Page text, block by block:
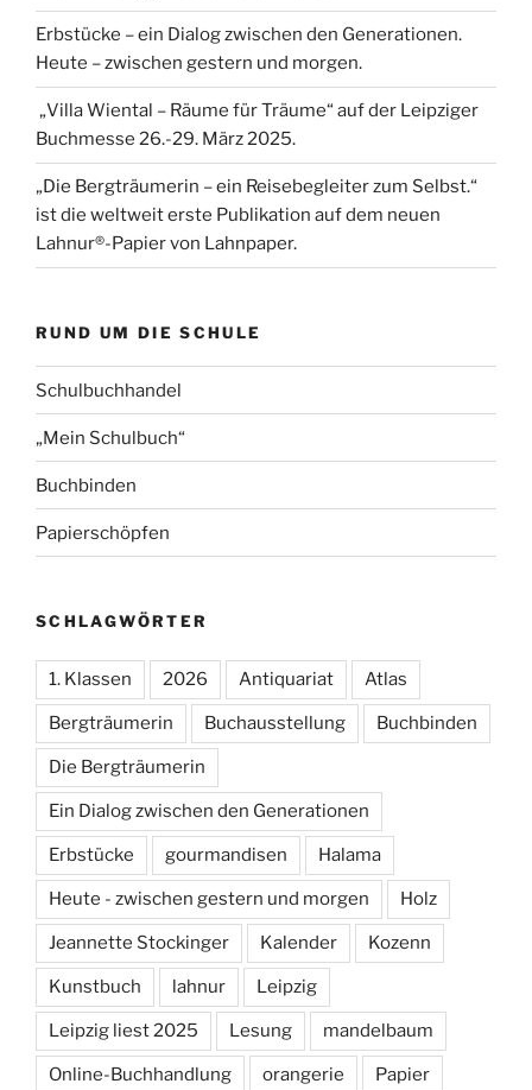
Erbstücke – ein Dialog zwischen den Generationen.
Heute – zwischen gestern und morgen.
„Villa Wiental – Räume für Träume“ auf der Leipziger
Buchmesse 26.-29. März 2025.
„Die Bergträumerin – ein Reisebegleiter zum Selbst.“
ist die weltweit erste Publikation auf dem neuen
Lahnur®-Papier von Lahnpaper.
RUND UM DIE SCHULE
Schulbuchhandel
„Mein Schulbuch“
Buchbinden
Papierschöpfen
SCHLAGWÖRTER
1. Klassen 2026 Antiquariat Atlas
Bergträumerin Buchausstellung Buchbinden
Die Bergträumerin
Ein Dialog zwischen den Generationen
Erbstücke gourmandisen Halama
Heute - zwischen gestern und morgen Holz
Jeannette Stockinger Kalender Kozenn
Kunstbuch lahnur Leipzig
Leipzig liest 2025 Lesung mandelbaum
Online-Buchhandlung orangerie Papier